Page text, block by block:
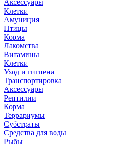
Аксессуары
Клетки
Амуниция
Птицы
Корма
Лакомства
Витамины
Клетки
Уход и гигиена
Транспортировка
Аксессуары
Рептилии
Корма
Террариумы
Субстраты
Средства для воды
Рыбы